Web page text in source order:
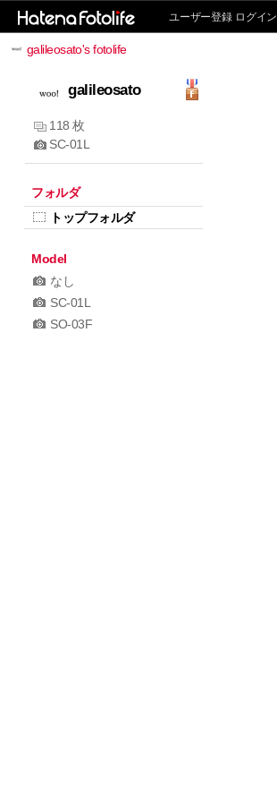
ユーザー登録 ログイン
galileosato's fotolife
galileosato
118 枚
SC-01L
フォルダ
トップフォルダ
Model
なし
SC-01L
SO-03F